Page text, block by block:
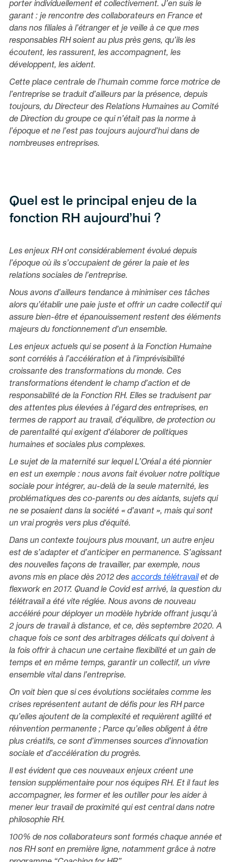
porter individuellement et collectivement. J’en suis le
garant : je rencontre des collaborateurs en France et
dans nos filiales à l’étranger et je veille à ce que mes
responsables RH soient au plus près gens, qu’ils les
écoutent, les rassurent, les accompagnent, les
développent, les aident.
Cette place centrale de l’humain comme force motrice de
l’entreprise se traduit d’ailleurs par la présence, depuis
toujours, du Directeur des Relations Humaines au Comité
de Direction du groupe ce qui n’était pas la norme à
l’époque et ne l’est pas toujours aujourd’hui dans de
nombreuses entreprises.
Quel est le principal enjeu de la
fonction RH aujourd’hui ?
Les enjeux RH ont considérablement évolué depuis
l’époque où ils s’occupaient de gérer la paie et les
relations sociales de l’entreprise.
Nous avons d’ailleurs tendance à minimiser ces tâches
alors qu’établir une paie juste et offrir un cadre collectif qui
assure bien-être et épanouissement restent des éléments
majeurs du fonctionnement d’un ensemble.
Les enjeux actuels qui se posent à la Fonction Humaine
sont corrélés à l’accélération et à l’imprévisibilité
croissante des transformations du monde. Ces
transformations étendent le champ d’action et de
responsabilité de la Fonction RH. Elles se traduisent par
des attentes plus élevées à l’égard des entreprises, en
termes de rapport au travail, d’équilibre, de protection ou
de parentalité qui exigent d’élaborer de politiques
humaines et sociales plus complexes.
Le sujet de la maternité sur lequel L’Oréal a été pionnier
en est un exemple : nous avons fait évoluer notre politique
sociale pour intégrer, au-delà de la seule maternité, les
problématiques des co-parents ou des aidants, sujets qui
ne se posaient dans la société « d’avant », mais qui sont
un vrai progrès vers plus d'équité.
Dans un contexte toujours plus mouvant, un autre enjeu
est de s’adapter et d’anticiper en permanence. S’agissant
des nouvelles façons de travailler, par exemple, nous
avons mis en place dès 2012 des accords télétravailet de
flexwork en 2017. Quand le Covid est arrivé, la question du
télétravail a été vite réglée. Nous avons de nouveau
accéléré pour déployer un modèle hybride offrant jusqu’à
2 jours de travail à distance, et ce, dès septembre 2020. A
chaque fois ce sont des arbitrages délicats qui doivent à
la fois offrir à chacun une certaine flexibilité et un gain de
temps et en même temps, garantir un collectif, un vivre
ensemble vital dans l’entreprise.
On voit bien que si ces évolutions sociétales comme les
crises représentent autant de défis pour les RH parce
qu’elles ajoutent de la complexité et requièrent agilité et
réinvention permanente ; Parce qu’elles obligent à être
plus créatifs, ce sont d’immenses sources d’innovation
sociale et d’accélération du progrès.
Il est évident que ces nouveaux enjeux créent une
tension supplémentaire pour nos équipes RH. Et il faut les
accompagner, les former et les outiller pour les aider à
mener leur travail de proximité qui est central dans notre
philosophie RH.
100% de nos collaborateurs sont formés chaque année et
nos RH sont en première ligne, notamment grâce à notre